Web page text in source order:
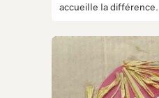
accueille la différence.